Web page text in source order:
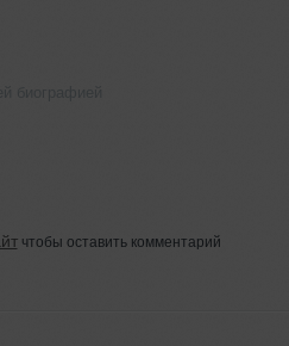
чтобы оставить комментарий